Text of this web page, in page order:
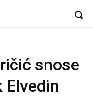
snose
Elvedin